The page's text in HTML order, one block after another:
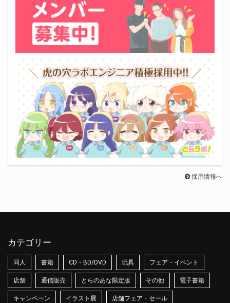
採用情報へ
カテゴリー
同人 書籍 CD・BD/DVD 玩具 フェア・イベント
店舗 通信販売 とらのあな限定版 その他 電子書籍
キャンペーン イラスト展 店舗フェア・セール